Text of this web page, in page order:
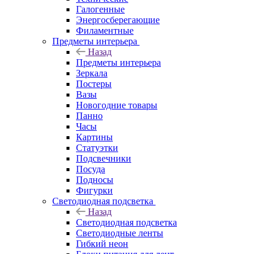
Галогенные
Энергосберегающие
Филаментные
Предметы интерьера
Назад
Предметы интерьера
Зеркала
Постеры
Вазы
Новогодние товары
Панно
Часы
Картины
Статуэтки
Подсвечники
Посуда
Подносы
Фигурки
Светодиодная подсветка
Назад
Светодиодная подсветка
Светодиодные ленты
Гибкий неон